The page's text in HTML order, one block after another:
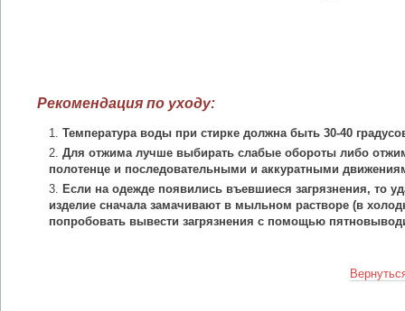
Рекомендация по уходу:
Температура воды при стирке должна быть 30-40
Для отжима лучше выбирать слабые обороты либо
полотенце и последовательными и аккуратными
Если на одежде появились въевшиеся загрязнения, то
изделие сначала замачивают в мыльном растворе (в
попробовать вывести загрязнения с помощью